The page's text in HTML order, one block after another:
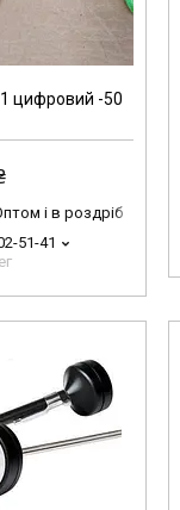
цифровий -50
і в роздріб
51-41